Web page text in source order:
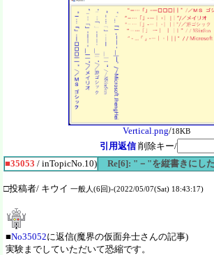
Vertical.png/18KB
引用返信 削除キー/
■35053 / inTopicNo.10)
Re[6]: "－"を縦書きにし
□投稿者/ キウイ 一般人(6回)-(2022/05/07(Sat) 18:43:17)
■No35052に返信(魔界の仮面弁士さんの記事)
実験までしていただいて恐縮です。